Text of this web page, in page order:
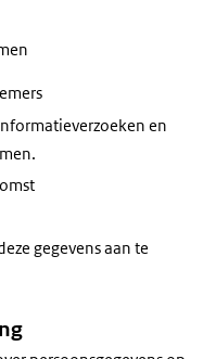
en
gegevens aan te